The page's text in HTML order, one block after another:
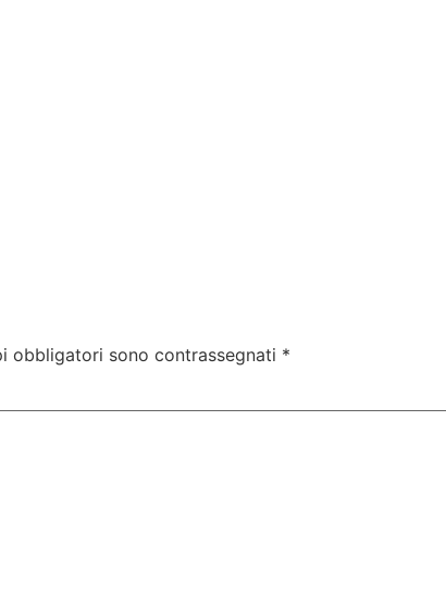
obbligatori sono contrassegnati *